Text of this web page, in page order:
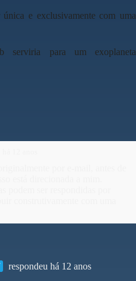
e exclusivamente com uma
serviria para um exoplaneta
respondeu há 12 anos